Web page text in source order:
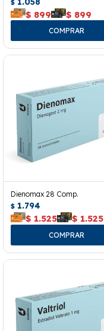
$
$ 899 $ 899
Dienomax 28 Comp.
$ 1.794
$ 1.525 $ 1.525